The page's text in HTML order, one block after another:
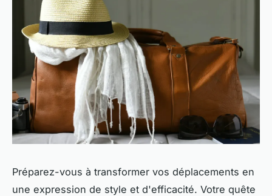
Préparez-vous à transformer vos déplacements en
une expression de style et d'efficacité. Votre quête